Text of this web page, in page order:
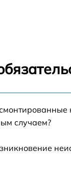
MIH64721FIV
случаем?